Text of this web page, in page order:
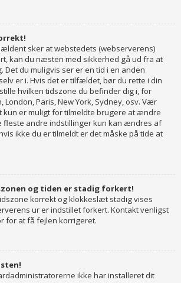
sker at webstedets (webserverens)
kan du næsten med sikkerhed gå ud fra at
Det du muligvis ser er en tid i en anden
er i. Hvis det er tilfældet, bør du rette i din
hvilken tidszone du befinder dig i, for
London, Paris, New York, Sydney, osv. Vær
kun er muligt for tilmeldte brugere at ændre
fleste andre indstillinger kun kan ændres af
ikke du er tilmeldt er det måske på tide at
og tiden er stadig forkert!
korrekt og klokkeslæt stadig vises
ur er indstillet forkert. Kontakt venligst
for at få fejlen korrigeret.
ikke har installeret dit